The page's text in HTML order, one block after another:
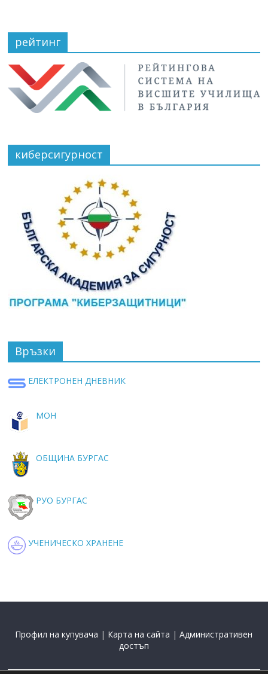
рейтинг
киберсигурност
Връзки
ЕЛЕКТРОНЕН ДНЕВНИК
МОН
ОБЩИНА БУРГАС
РУО БУРГАС
УЧЕНИЧЕСКО ХРАНЕНЕ
Профил на купувача | Карта на сайта |Административен
достъп